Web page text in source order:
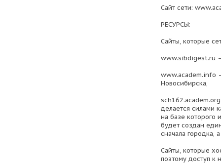
Сайт сети:
РЕСУРСЫ:
Сайты, которые
www.sibdigest.ru
www.academ.info
Новосибирска,
делается силами
на базе которого
будет создан
сначала городка,
Сайты, которые
поэтому доступ к